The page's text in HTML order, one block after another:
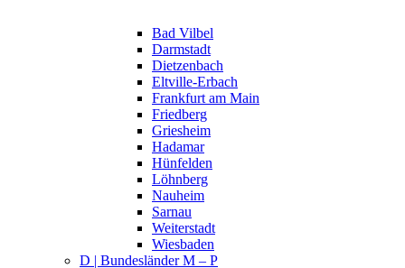
Bad Vilbel
Darmstadt
Dietzenbach
Eltville-Erbach
Frankfurt am Main
Friedberg
Griesheim
Hadamar
Hünfelden
Löhnberg
Nauheim
Sarnau
Weiterstadt
Wiesbaden
D | Bundesländer M – P